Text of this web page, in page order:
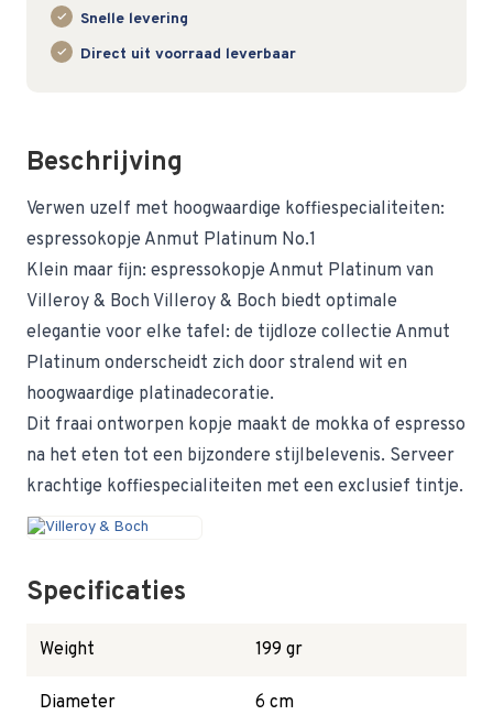
Snelle levering
Direct uit voorraad leverbaar
Beschrijving
Verwen uzelf met hoogwaardige koffiespecialiteiten:
espressokopje Anmut Platinum No.1
Klein maar fijn: espressokopje Anmut Platinum van
Villeroy & Boch Villeroy & Boch biedt optimale
elegantie voor elke tafel: de tijdloze collectie Anmut
Platinum onderscheidt zich door stralend wit en
hoogwaardige platinadecoratie.
Dit fraai ontworpen kopje maakt de mokka of espresso
na het eten tot een bijzondere stijlbelevenis. Serveer
krachtige koffiespecialiteiten met een exclusief tintje.
Specificaties
Weight 199 gr
Diameter 6 cm